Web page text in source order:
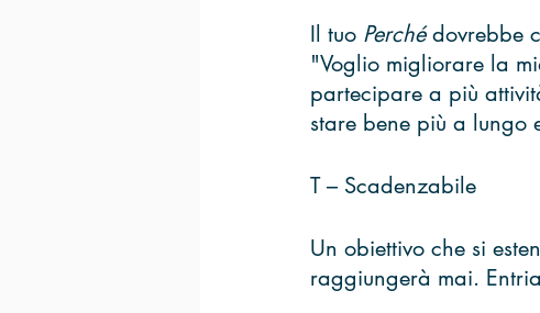
Il tuo Perché dovrebbe
"Voglio migliorare la
partecipare a più
stare bene più a lungo
T – Scadenzabile
Un obiettivo che si
raggiungerà mai.